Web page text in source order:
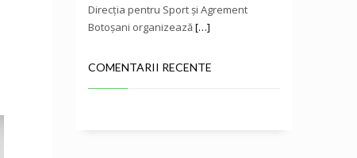
Direcţia pentru Sport și Agrement
Botoşani organizează[…]
COMENTARII RECENTE